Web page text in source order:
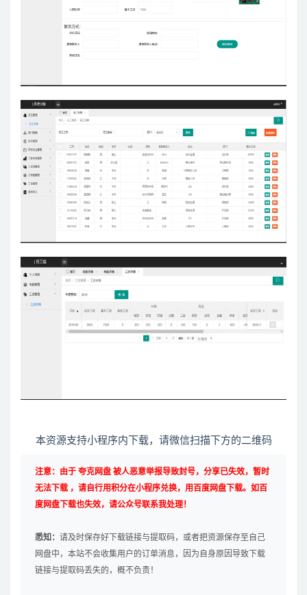
本资源支持小程序内下载，请微信扫描下方的二维码
注意：由于 夸克网盘 被人恶意举报导致封号，分享已失效，暂时
无法下载 ，请自行用积分在小程序兑换，用百度网盘下载。如百
度网盘下载也失效，请公众号联系我处理！
悉知： 请及时保存好下载链接与提取码，或者把资源保存至自己
网盘中，本站不会收集用户的订单消息，因为自身原因导致下载
链接与提取码丢失的，概不负责！